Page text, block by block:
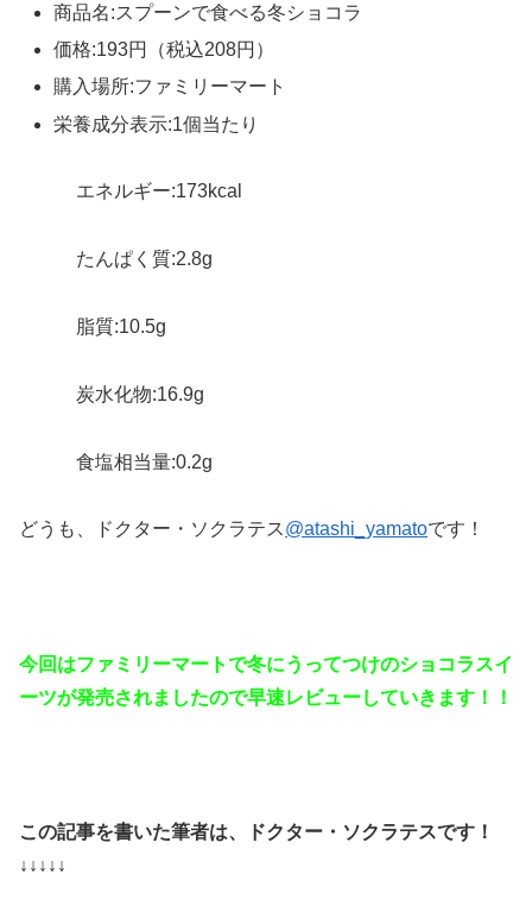
商品名:スプーンで食べる冬ショコラ
価格:193円（税込208円）
購入場所:ファミリーマート
栄養成分表示:1個当たり
エネルギー:173kcal
たんぱく質:2.8g
脂質:10.5g
炭水化物:16.9g
食塩相当量:0.2g
どうも、ドクター・ソクラテス@atashi_yamatoです！
今回はファミリーマートで冬にうってつけのショコラスイ
ーツが発売されましたので早速レビューしていきます！！
この記事を書いた筆者は、ドクター・ソクラテスです！
↓↓↓↓↓